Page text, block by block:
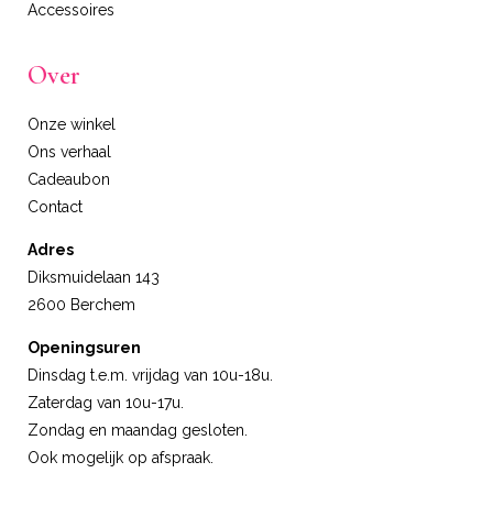
Accessoires
Over
Onze winkel
Ons verhaal
Cadeaubon
Contact
Adres
Diksmuidelaan 143
2600 Berchem
Openingsuren
Dinsdag t.e.m. vrijdag van 10u-18u.
Zaterdag van 10u-17u.
Zondag en maandag gesloten.
Ook mogelijk op afspraak.